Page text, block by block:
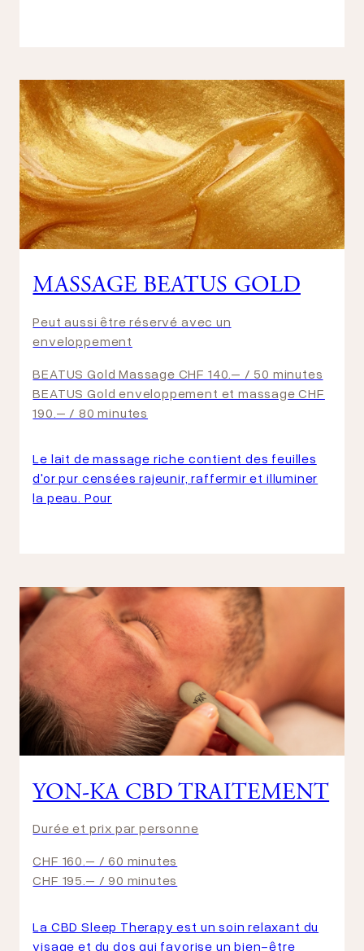
MASSAGE BEATUS GOLD
Peut aussi être réservé avec un
enveloppement
BEATUS Gold Massage CHF 140.– / 50 minutes
BEATUS Gold enveloppement et massage CHF
190.– / 80 minutes
Le lait de massage riche contient des feuilles
d'or pur censées rajeunir, raffermir et illuminer
la peau. Pour
YON-KA CBD TRAITEMENT
Durée et prix par personne
CHF 160.– / 60 minutes
CHF 195.– / 90 minutes
La CBD Sleep Therapy est un soin relaxant du
visage et du dos qui favorise un bien-être